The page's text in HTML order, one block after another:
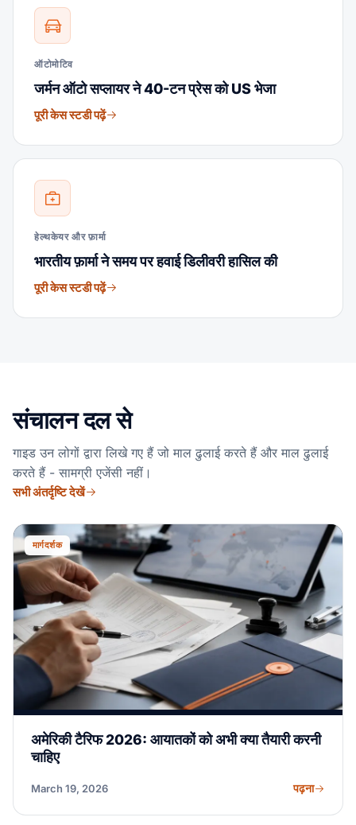
ऑटोमोटिव
जर्मन ऑटो सप्लायर ने 40-टन प्रेस को US भेजा
पूरी केस स्टडी पढ़ें
हेल्थकेयर और फ़ार्मा
भारतीय फ़ार्मा ने समय पर हवाई डिलीवरी हासिल की
पूरी केस स्टडी पढ़ें
संचालन दल से
गाइड उन लोगों द्वारा लिखे गए हैं जो माल ढुलाई करते हैं और माल ढुलाई
करते हैं - सामग्री एजेंसी नहीं।
सभी अंतर्दृष्टि देखें
मार्गदर्शक
अमेरिकी टैरिफ 2026: आयातकों को अभी क्या तैयारी करनी
चाहिए
March 19, 2026 पढ़ना